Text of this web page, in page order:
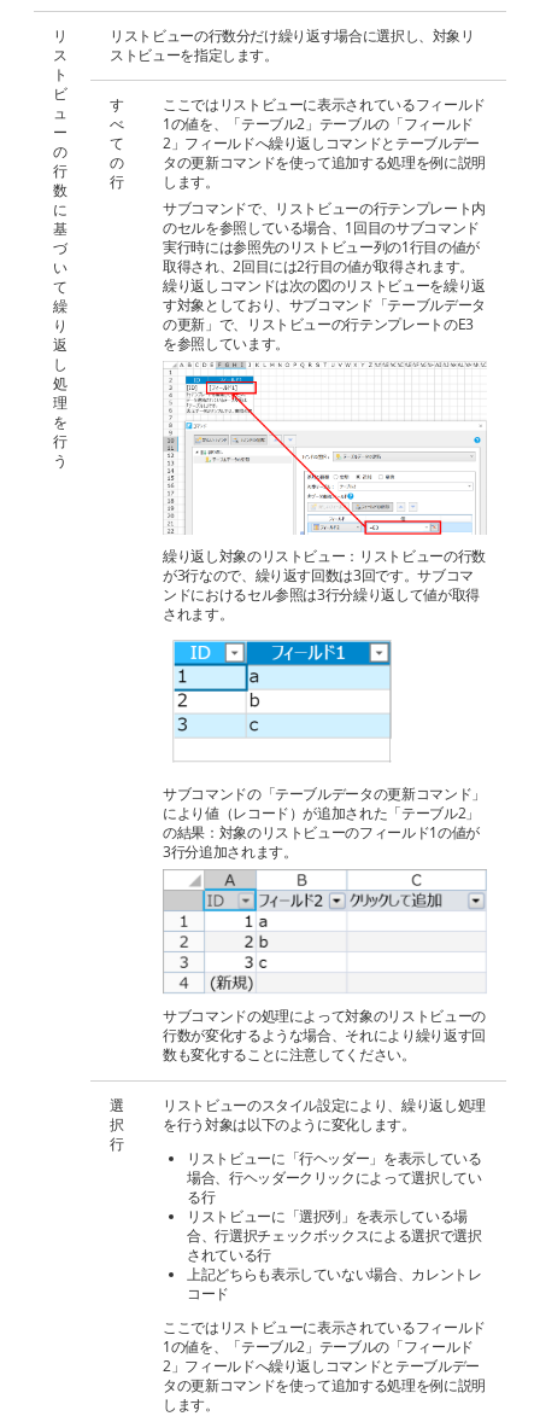
リ
ス
ト
ビ
ュ
ー
の
行
数
に
基
づ
い
て
繰
り
返
し
処
理
を
行
う
リストビューの行数分だけ繰り返す場合に選択し、対象リ
ストビューを指定します。
す
べ
て
の
行
ここではリストビューに表示されているフィールド
1の値を、「テーブル2」テーブルの「フィールド
2」フィールドへ繰り返しコマンドとテーブルデー
タの更新コマンドを使って追加する処理を例に説明
します。
サブコマンドで、リストビューの行テンプレート内
のセルを参照している場合、1回目のサブコマンド
実行時には参照先のリストビュー列の1行目の値が
取得され、2回目には2行目の値が取得されます。
繰り返しコマンドは次の図のリストビューを繰り返
す対象としており、サブコマンド「テーブルデータ
の更新」で、リストビューの行テンプレートのE3
を参照しています。
繰り返し対象のリストビュー：リストビューの行数
が3行なので、繰り返す回数は3回です。サブコマ
ンドにおけるセル参照は3行分繰り返して値が取得
されます。
サブコマンドの「テーブルデータの更新コマンド」
により値（レコード）が追加された「テーブル2」
の結果：対象のリストビューのフィールド1の値が
3行分追加されます。
サブコマンドの処理によって対象のリストビューの
行数が変化するような場合、それにより繰り返す回
数も変化することに注意してください。
選
択
行
リストビューのスタイル設定により、繰り返し処理
を行う対象は以下のように変化します。
リストビューに「行ヘッダー」を表示している
場合、行ヘッダークリックによって選択してい
る行
リストビューに「選択列」を表示している場
合、行選択チェックボックスによる選択で選択
されている行
上記どちらも表示していない場合、カレントレ
コード
ここではリストビューに表示されているフィールド
1の値を、「テーブル2」テーブルの「フィールド
2」フィールドへ繰り返しコマンドとテーブルデー
タの更新コマンドを使って追加する処理を例に説明
します。